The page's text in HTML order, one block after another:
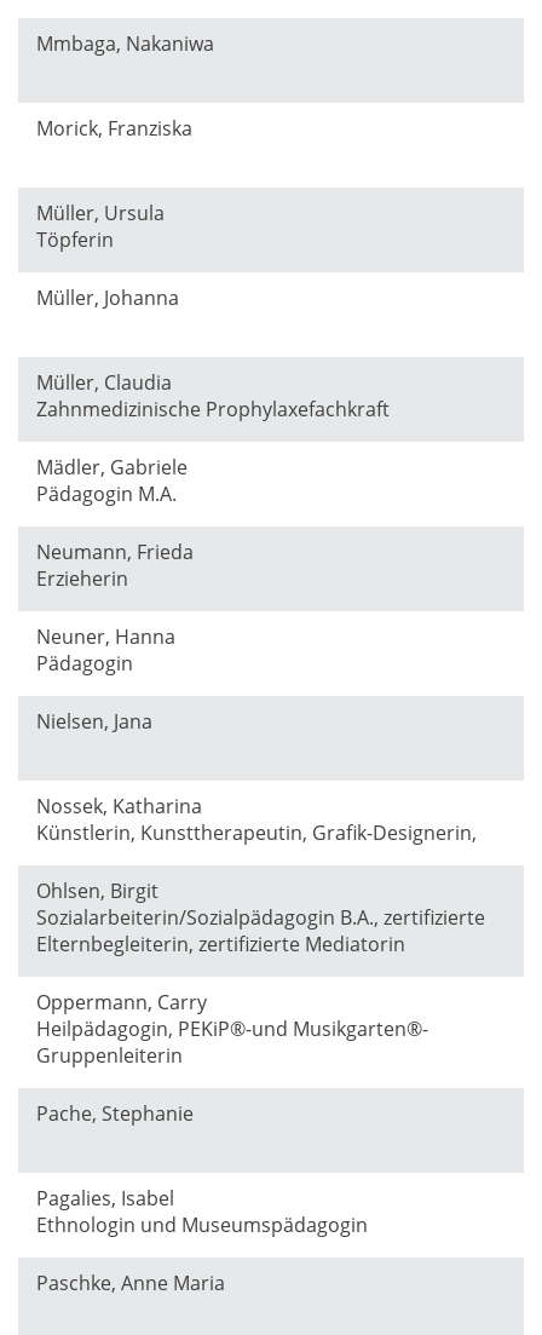
Mmbaga, Nakaniwa
Morick, Franziska
Müller, Ursula
Töpferin
Müller, Johanna
Müller, Claudia
Zahnmedizinische Prophylaxefachkraft
Mädler, Gabriele
Pädagogin M.A.
Neumann, Frieda
Erzieherin
Neuner, Hanna
Pädagogin
Nielsen, Jana
Nossek, Katharina
Künstlerin, Kunsttherapeutin, Grafik-Designerin,
Ohlsen, Birgit
Sozialarbeiterin/Sozialpädagogin B.A., zertifizierte
Elternbegleiterin, zertifizierte Mediatorin
Oppermann, Carry
Heilpädagogin, PEKiP®-und Musikgarten®-
Gruppenleiterin
Pache, Stephanie
Pagalies, Isabel
Ethnologin und Museumspädagogin
Paschke, Anne Maria